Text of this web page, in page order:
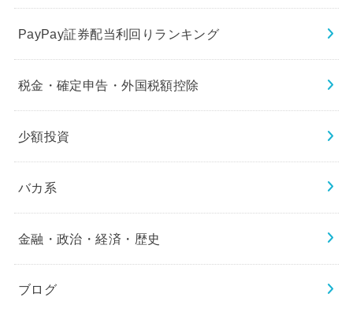
PayPay証券配当利回りランキング
税金・確定申告・外国税額控除
少額投資
バカ系
金融・政治・経済・歴史
ブログ